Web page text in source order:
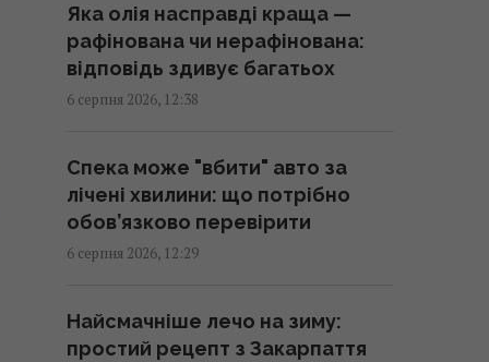
авіацію: названо авіакомпанії,
які мають супутниковий Wi-Fi на
борту
12:57 четвер, 06 серпня 2026
Не завжди про ввічливість: ось
що приховують люди, які
дякують за кожну дрібницю
12:57 четвер, 06 серпня 2026
Маскують під роботу, шлюб та
лікування: голова Нацполіції про
Яка олія насправді краща —
рафінована чи нерафінована:
відповідь здивує багатьох
6 серпня 2026, 12:38
Спека може "вбити" авто за
лічені хвилини: що потрібно
обов’язково перевірити
6 серпня 2026, 12:29
Найсмачніше лечо на зиму:
простий рецепт з Закарпаття